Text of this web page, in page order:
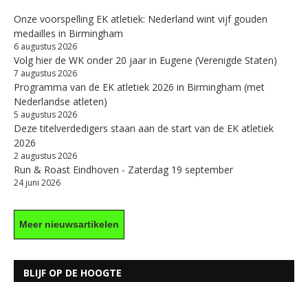
Onze voorspelling EK atletiek: Nederland wint vijf gouden
medailles in Birmingham
6 augustus 2026
Volg hier de WK onder 20 jaar in Eugene (Verenigde Staten)
7 augustus 2026
Programma van de EK atletiek 2026 in Birmingham (met
Nederlandse atleten)
5 augustus 2026
Deze titelverdedigers staan aan de start van de EK atletiek
2026
2 augustus 2026
Run & Roast Eindhoven - Zaterdag 19 september
24 juni 2026
Meer nieuwsartikelen
BLIJF OP DE HOOGTE